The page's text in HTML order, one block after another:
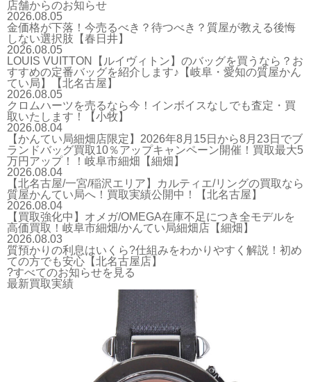
店舗からのお知らせ
2026.08.05
金価格が下落！今売るべき？待つべき？質屋が教える後悔
しない選択肢【春日井】
2026.08.05
LOUIS VUITTON【ルイヴィトン】のバッグを買うなら？お
すすめの定番バッグを紹介します♪【岐阜・愛知の質屋かん
てい局】【北名古屋】
2026.08.05
クロムハーツを売るなら今！インボイスなしでも査定・買
取いたします！【小牧】
2026.08.04
【かんてい局細畑店限定】2026年8月15日から8月23日でブ
ランドバッグ買取10％アップキャンペーン開催！買取最大5
万円アップ！！岐阜市細畑【細畑】
2026.08.04
【北名古屋/一宮/稲沢エリア】カルティエ/リングの買取なら
質屋かんてい局へ！買取実績公開中！【北名古屋】
2026.08.04
【買取強化中】オメガ/OMEGA在庫不足につき全モデルを
高価買取！岐阜市細畑/かんてい局細畑店【細畑】
2026.08.03
質預かりの利息はいくら?仕組みをわかりやすく解説！初め
ての方でも安心【北名古屋店】
?すべてのお知らせを見る
最新買取実績